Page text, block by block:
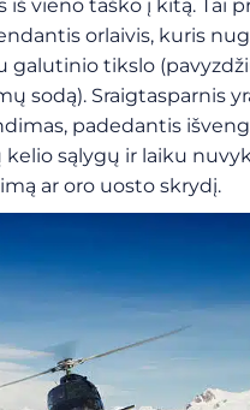
iš vieno taško į kitą. Tai
orlaivis, kuris
galutinio tikslo
sodą). Sraigtasparnis
padedantis
sąlygų ir laiku
ar oro uosto skrydį.